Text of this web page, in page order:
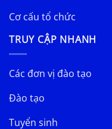
Cơ cấu tổ chức
TRUY CẬP NHANH
Các đơn vị đào tạo
Đào tạo
Tuyển sinh